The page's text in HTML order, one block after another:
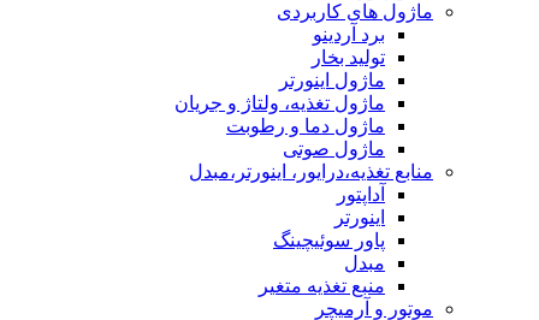
ماژول های کاربردی
برد آردینو
تولید بخار
ماژول اینورتر
ماژول تغذیه، ولتاژ و جریان
ماژول دما و رطوبت
ماژول صوتی
منابع تغذیه،درایور، اینورتر،مبدل
آداپتور
اینورتر
پاور سوئیچینگ
مبدل
منبع تغذیه متغیر
موتور و آرمیچر